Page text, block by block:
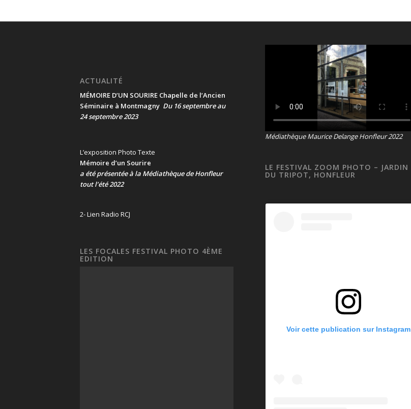
ACTUALITÉ
MÉMOIRE D’UN SOURIRE Chapelle de l’Ancien
Séminaire à Montmagny Du 16 septembre au
24 septembre 2023
L’exposition Photo Texte
Mémoire d’un Sourire
a été présentéeà la Médiathèque de Honfleur
tout l’été 2022
2- Lien Radio RCJ
LES FOCALES FESTIVAL PHOTO 4ÈME
EDITION
Médiathèque Maurice Delange Honfleur 2022
LE FESTIVAL ZOOM PHOTO – JARDIN
DU TRIPOT, HONFLEUR
Voir cette publication sur Instagram